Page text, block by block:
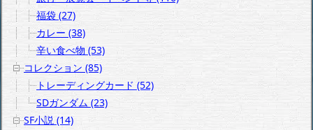
福袋 (27)
カレー (38)
辛い食べ物 (53)
コレクション (85)
トレーディングカード (52)
SDガンダム (23)
SF小説 (14)